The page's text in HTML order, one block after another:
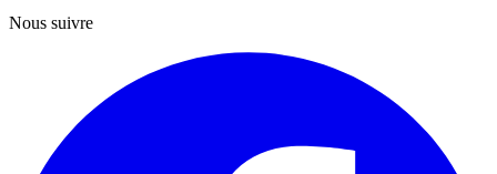
Nous suivre